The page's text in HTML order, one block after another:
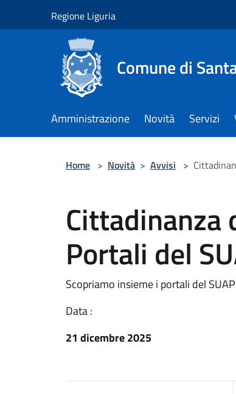
Regione Liguria
Comune di
Amministrazione Novità Servizi
Home > Novità > Avvisi >
Cittadinanza
Portali del
Scopriamo insieme i portali del
Data :
21 dicembre 2025